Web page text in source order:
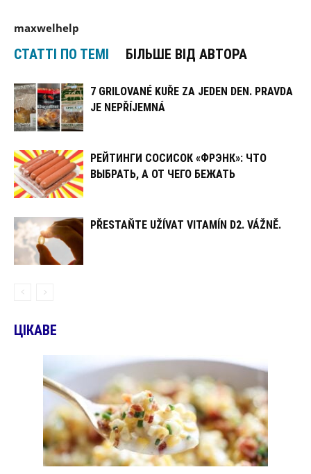
maxwelhelp
СТАТТІ ПО ТЕМІ БІЛЬШЕ ВІД АВТОРА
7 GRILOVANÉ KUŘE ZA JEDEN DEN. PRAVDA
JE NEPŘÍJEMNÁ
РЕЙТИНГИ СОСИСОК «ФРЭНК»: ЧТО
ВЫБРАТЬ, А ОТ ЧЕГО БЕЖАТЬ
PŘESTAŇTE UŽÍVAT VITAMÍN D2. VÁŽNĚ.
ЦІКАВЕ